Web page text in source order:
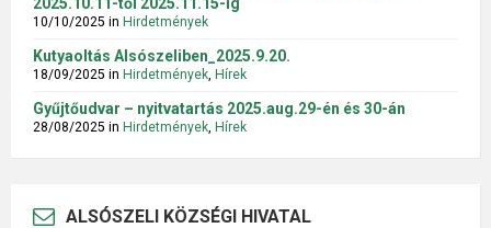
10/10/2025 in Hirdetmények
Kutyaoltás Alsószeliben_2025.9.20.
18/09/2025 in Hirdetmények Hírek
Gyűjtőudvar – nyitvatartás 2025.aug.29-én és 30-án
28/08/2025 in Hirdetmények Hírek
ALSÓSZELI KÖZSÉGI HIVATAL